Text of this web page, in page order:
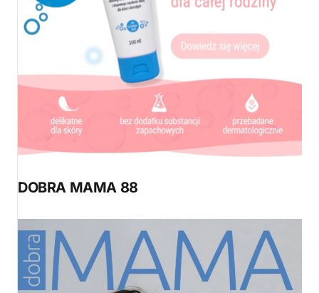
DOBRA MAMA 88